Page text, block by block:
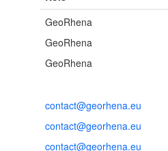
GeoRhena
GeoRhena
GeoRhena
contact@georhena.eu
contact@georhena.eu
contact@georhena.eu